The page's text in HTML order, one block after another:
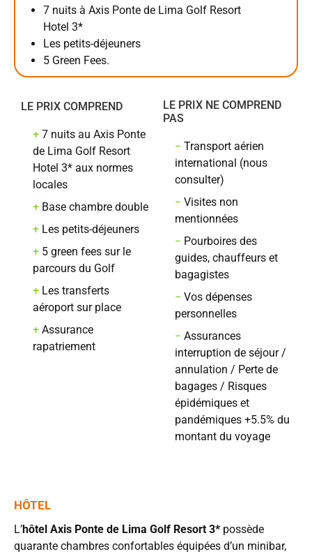
7 nuits à Axis Ponte de Lima Golf Resort
Hotel 3*
Les petits-déjeuners
5 Green Fees.
LE PRIX COMPREND
+ 7 nuits au Axis Ponte
de Lima Golf Resort
Hotel 3* aux normes
locales
+ Base chambre double
+ Les petits-déjeuners
+ 5 green fees sur le
parcours du Golf
+ Les transferts
aéroport sur place
+ Assurance
rapatriement
LE PRIX NE COMPREND
PAS
−Transport aérien
international (nous
consulter)
−Visites non
mentionnées
− Pourboires des
guides, chauffeurs et
bagagistes
−Vos dépenses
personnelles
−Assurances
interruption de séjour /
annulation / Perte de
bagages / Risques
épidémiques et
pandémiques +5.5% du
montant du voyage
HÔTEL
L’hôtel Axis Ponte de Lima Golf Resort 3*possède
quarante chambres confortables équipées d’un minibar,